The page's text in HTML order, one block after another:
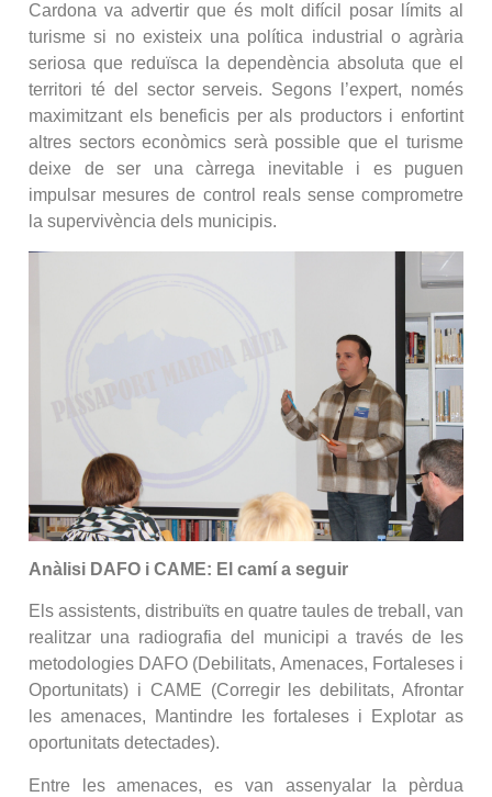
Cardona va advertir que és molt difícil posar límits al
turisme si no existeix una política industrial o agrària
seriosa que reduïsca la dependència absoluta que el
territori té del sector serveis. Segons l’expert, només
maximitzant els beneficis per als productors i enfortint
altres sectors econòmics serà possible que el turisme
deixe de ser una càrrega inevitable i es puguen
impulsar mesures de control reals sense comprometre
la supervivència dels municipis.
Anàlisi DAFO i CAME: El camí a seguir
Els assistents, distribuïts en quatre taules de treball, van
realitzar una radiografia del municipi a través de les
metodologies DAFO (Debilitats, Amenaces, Fortaleses i
Oportunitats) i CAME (Corregir les debilitats, Afrontar
les amenaces, Mantindre les fortaleses i Explotar as
oportunitats detectades).
Entre les amenaces, es van assenyalar la pèrdua